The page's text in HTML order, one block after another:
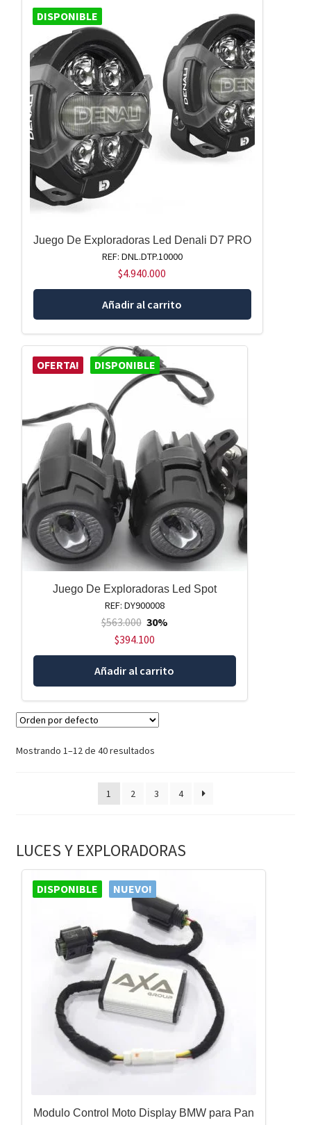
DISPONIBLE
Juego De Exploradoras Led Denali D7 PRO
REF: DNL.DTP.10000
$4.940.000
Añadir al carrito
OFERTA! DISPONIBLE
Juego De Exploradoras Led Spot
REF: DY900008
$563.000 30%
$394.100
Añadir al carrito
Mostrando 1–12 de 40 resultados
1 2 3 4
LUCES Y EXPLORADORAS
DISPONIBLE NUEVO!
Modulo Control Moto Display BMW para Pan